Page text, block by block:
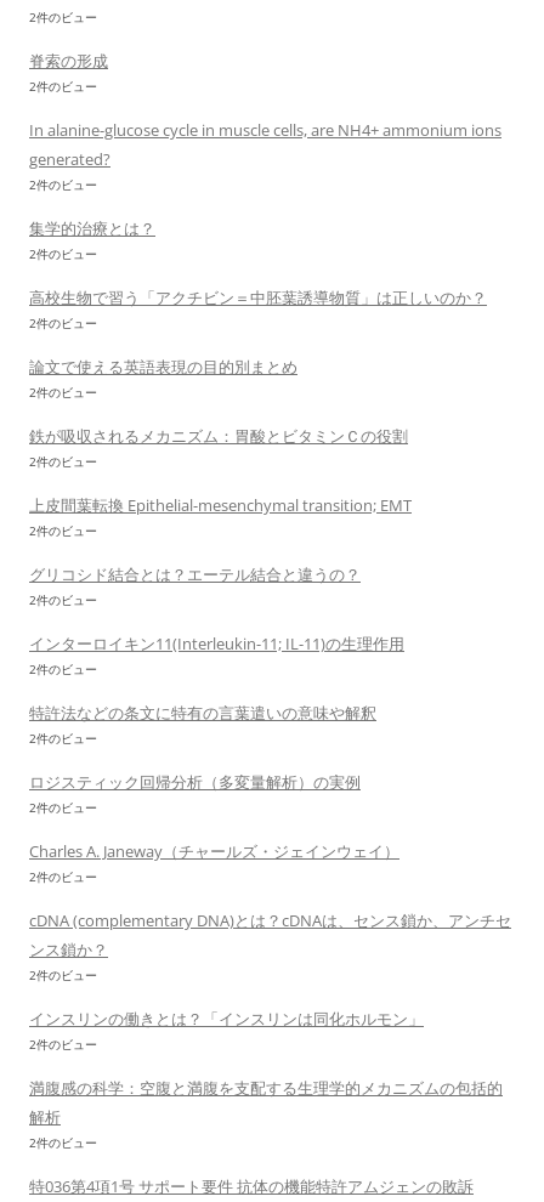
2件のビュー
脊索の形成
2件のビュー
In alanine-glucose cycle in muscle cells, are NH4+ ammonium ions
generated?
2件のビュー
集学的治療とは？
2件のビュー
高校生物で習う「アクチビン＝中胚葉誘導物質」は正しいのか？
2件のビュー
論文で使える英語表現の目的別まとめ
2件のビュー
鉄が吸収されるメカニズム：胃酸とビタミンＣの役割
2件のビュー
上皮間葉転換 Epithelial-mesenchymal transition; EMT
2件のビュー
グリコシド結合とは？エーテル結合と違うの？
2件のビュー
インターロイキン11(Interleukin-11; IL-11)の生理作用
2件のビュー
特許法などの条文に特有の言葉遣いの意味や解釈
2件のビュー
ロジスティック回帰分析（多変量解析）の実例
2件のビュー
Charles A. Janeway（チャールズ・ジェインウェイ）
2件のビュー
cDNA (complementary DNA)とは？cDNAは、センス鎖か、アンチセ
ンス鎖か？
2件のビュー
インスリンの働きとは？「インスリンは同化ホルモン」
2件のビュー
満腹感の科学：空腹と満腹を支配する生理学的メカニズムの包括的
解析
2件のビュー
特036第4項1号 サポート要件 抗体の機能特許アムジェンの敗訴